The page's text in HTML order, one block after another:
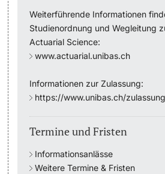
Studienfachberatung
Studienfinanzierung
Berufseinstieg &
Soziales & Gesundheit
Weiterführende Informationen
Studienordnung und Wegleitung
Actuarial Science:
www.actuarial.unibas.ch
Informationen zur Zulassung:
https://www.unibas.ch/zulassung
Termine und Fristen
Informationsanlässe
Weitere Termine & Fristen